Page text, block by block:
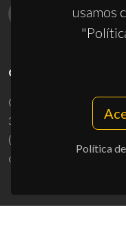
usamos
Política
CONTACTOS
Campus Universitário de
3810-193 Aveiro -
(+351) 234 370 200
ciceco@ua.pt